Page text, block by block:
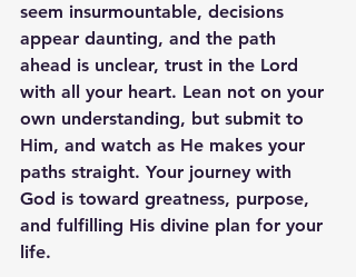
seem insurmountable, decisions
appear daunting, and the path
ahead is unclear, trust in the Lord
with all your heart. Lean not on your
own understanding, but submit to
Him, and watch as He makes your
paths straight. Your journey with
God is toward greatness, purpose,
and fulfilling His divine plan for your
life.